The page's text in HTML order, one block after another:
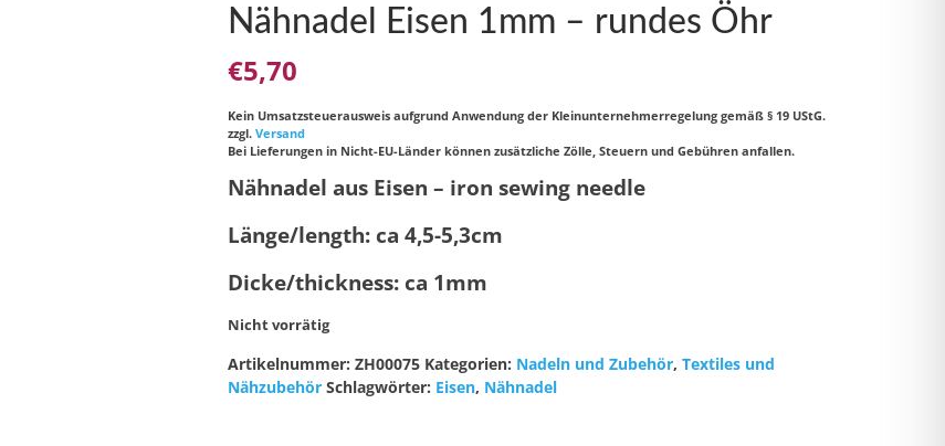
Nähnadel Eisen 1mm – rundes Öhr
€5,70
Kein Umsatzsteuerausweis aufgrund Anwendung der Kleinunternehmerregelung gemäß § 19 UStG.
zzgl.Versand
Bei Lieferungen in Nicht-EU-Länder können zusätzliche Zölle, Steuern und Gebühren anfallen.
Nähnadel aus Eisen – iron sewing needle
Länge/length: ca 4,5-5,3cm
Dicke/thickness: ca 1mm
Nicht vorrätig
Artikelnummer:ZH00075 Kategorien: Nadeln und Zubehör,Textiles und
Nähzubehör Schlagwörter: Eisen, Nähnadel